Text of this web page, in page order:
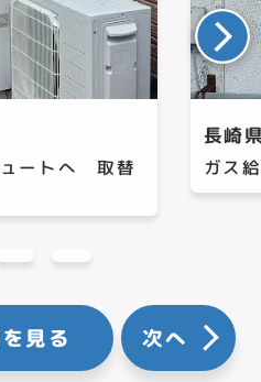
ュートへ 取替
長崎
ガス
見る 次へ